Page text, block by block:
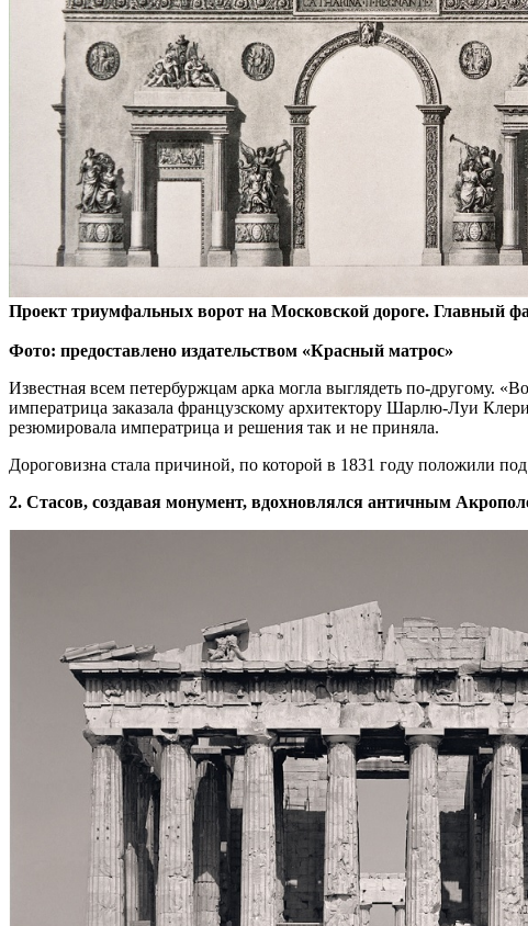
Проект триумфальных ворот на Московской дороге. Главный
Фото: предоставлено издательством «Красный матрос»
Известная всем петербуржцам арка могла выглядеть по-другому.
императрица заказала французскому архитектору Шарлю-Луи
резюмировала императрица и решения так и не приняла.
Дороговизна стала причиной, по которой в 1831 году положили
2. Стасов, создавая монумент, вдохновлялся античным